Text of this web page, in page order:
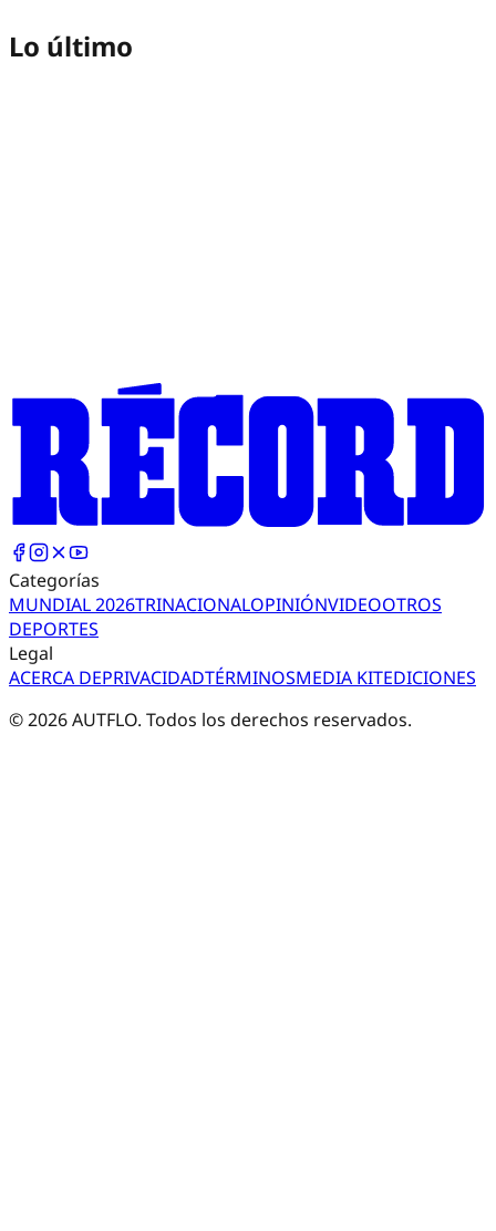
Lo último
Categorías
MUNDIAL 2026TRINACIONALOPINIÓNVIDEOOTROS
DEPORTES
Legal
ACERCA DEPRIVACIDADTÉRMINOSMEDIA KITEDICIONES
©2026AUTFLO. Todos los derechos reservados.